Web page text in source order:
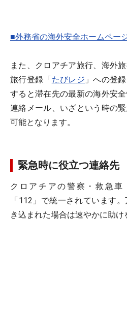
■外務省の海外安全ホームペー
また、クロアチア旅行、海外
旅行登録「たびレジ 」への登
すると滞在先の最新の海外安
連絡メール、いざという時の
可能となります。
緊急時に役立つ連絡先
クロアチアの警察・救急車
「112」で統一されています
き込まれた場合は速やかに助け